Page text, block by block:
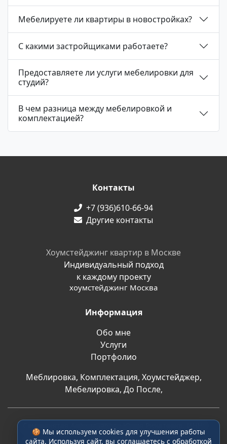
Мебелируете ли квартиры в новостройках?
С какими застройщиками работаете?
Предоставляете ли услуги мебелировки для
студий?
В чем разница между мебелировкой и
комплектацией?
Контакты
+7 (936)610-66-94
Другие контакты
Хоумстейджинг квартир в Москве
Индивидуальный подход
к каждому проекту
хоумстейджинг Москва
Информация
Обо мне
Услуги
Портфолио
Меблировка, Комплектация, Хоумстейджер,
Мебелировка, До После,
Самозанятая Асфандьярова Юлия Ринатовна. ИНН:
667479877401
🍪 Мы используем cookies для улучшения работы
сайта. Используя сайт, вы соглашаетесь с обработкой